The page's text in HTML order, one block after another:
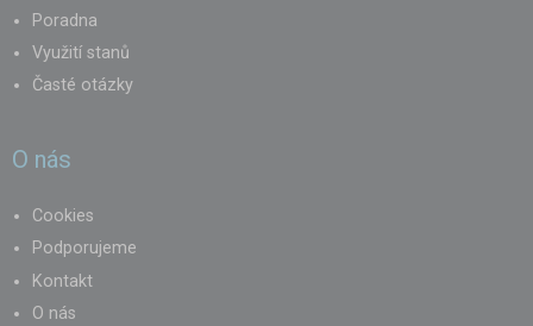
Poradna
Využití stanů
Časté otázky
O nás
Cookies
Podporujeme
Kontakt
O nás